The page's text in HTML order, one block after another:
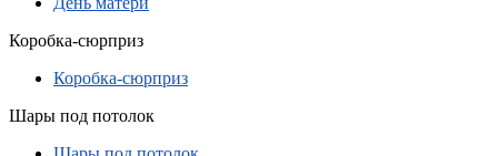
Коробка-сюрприз
Коробка-сюрприз
Шары под потолок